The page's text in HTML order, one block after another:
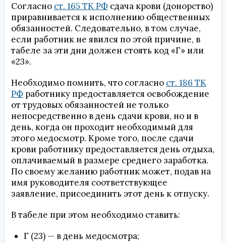
Согласно ст. 165 ТК РФ сдача крови (донорство)
приравнивается к исполнению общественных
обязанностей. Следовательно, в том случае,
если работник не явился по этой причине, в
табеле за эти дни должен стоять код «Г» или
«23».
Необходимо помнить, что согласно ст. 186 ТК
РФ работнику предоставляется освобождение
от трудовых обязанностей не только
непосредственно в день сдачи крови, но и в
день, когда он проходит необходимый для
этого медосмотр. Кроме того, после сдачи
крови работнику предоставляется день отдыха,
оплачиваемый в размере среднего заработка.
По своему желанию работник может, подав на
имя руководителя соответствующее
заявление, присоединить этот день к отпуску.
В табеле при этом необходимо ставить:
Г (23) — в день медосмотра;